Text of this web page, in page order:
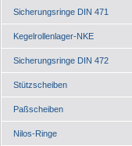
Sicherungsringe DIN 471
Kegelrollenlager-NKE
Sicherungsringe DIN 472
Stützscheiben
Paßscheiben
Nilos-Ringe